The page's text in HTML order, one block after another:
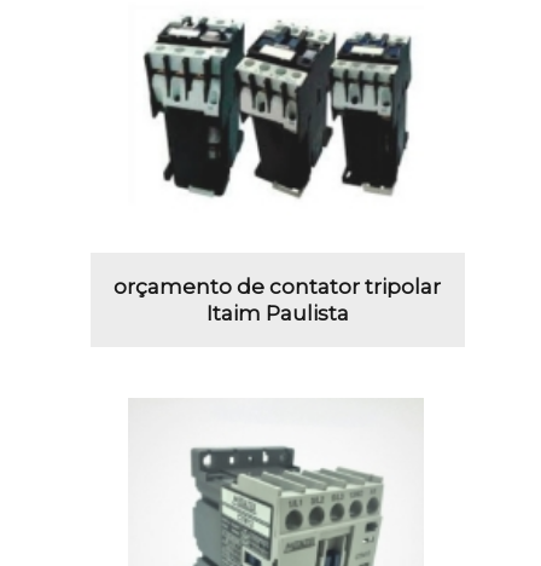
orçamento de contator tripolar
Itaim Paulista